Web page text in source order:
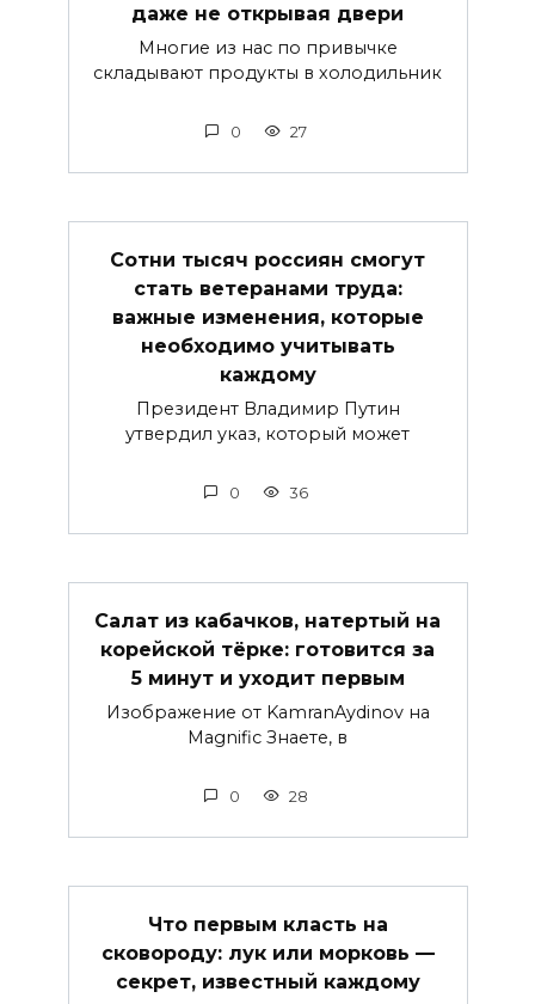
даже не открывая двери
Многие из нас по привычке
складывают продукты в холодильник
0 27
Сотни тысяч россиян смогут
стать ветеранами труда:
важные изменения, которые
необходимо учитывать
каждому
Президент Владимир Путин
утвердил указ, который может
0 36
Салат из кабачков, натертый на
корейской тёрке: готовится за
5 минут и уходит первым
Изображение от KamranAydinov на
Magnific Знаете, в
0 28
Что первым класть на
сковороду: лук или морковь —
секрет, известный каждому